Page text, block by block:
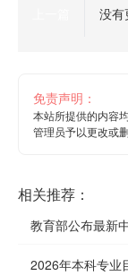
没有
免责声明：
本站所提供的内容
管理员予以更改或删
相关推荐：
教育部公布最新
2026年本科专业